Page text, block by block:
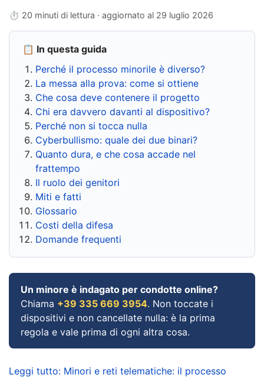
⏱ 20 minuti di lettura · aggiornato al 29 luglio 2026
📋 In questa guida
Perché il processo minorile è diverso?
La messa alla prova: come si ottiene
Che cosa deve contenere il progetto
Chi era davvero davanti al dispositivo?
Perché non si tocca nulla
Cyberbullismo: quale dei due binari?
Quanto dura, e che cosa accade nel
frattempo
Il ruolo dei genitori
Miti e fatti
Glossario
Costi della difesa
Domande frequenti
Un minore è indagato per condotte online?
Chiama +39 335 669 3954. Non toccate i
dispositivi e non cancellate nulla: è la prima
regola e vale prima di ogni altra cosa.
Leggi tutto: Minori e reti telematiche: il processo